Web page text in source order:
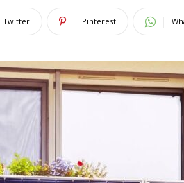
Twitter Pinterest